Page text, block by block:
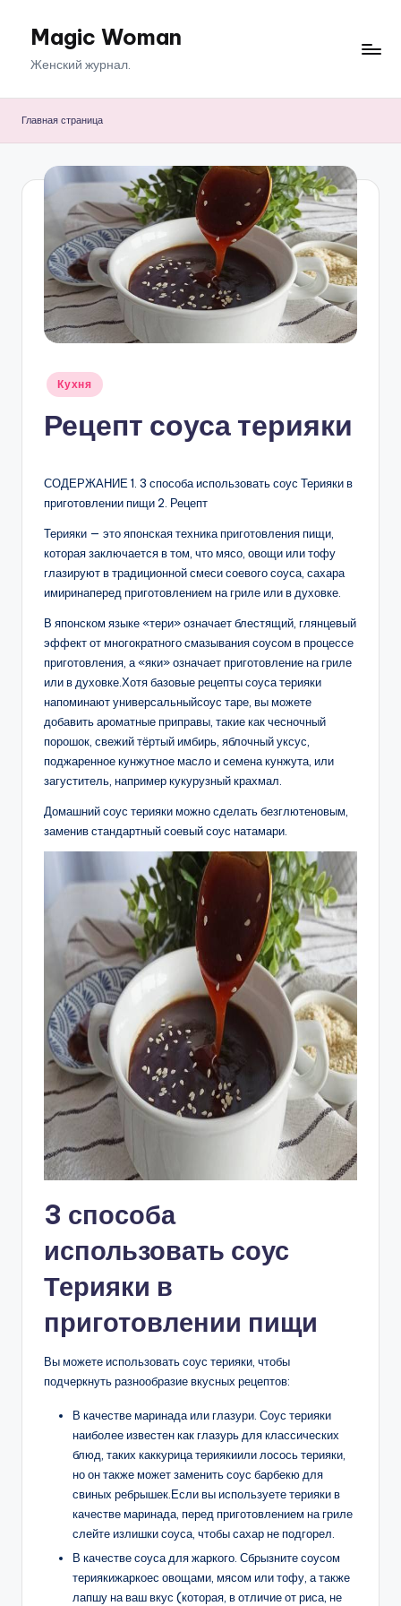
ПерейтиMagic Woman
Женский журнал.
Главная страница
Опубликовано
Кухня
Рецепт соуса терияки
СОДЕРЖАНИЕ 1. 3 способа использовать соус Терияки в
приготовлении пищи 2. Рецепт
Терияки — это японская техника приготовления пищи,
которая заключается в том, что мясо, овощи или тофу
глазируют в традиционной смеси соевого соуса, сахара
имиринаперед приготовлением на гриле или в духовке.
В японском языке «тери» означает блестящий, глянцевый
эффект от многократного смазывания соусом в процессе
приготовления, а «яки» означает приготовление на гриле
или в духовке.Хотя базовые рецепты соуса терияки
напоминают универсальныйсоус таре, вы можете
добавить ароматные приправы, такие как чесночный
порошок, свежий тёртый имбирь, яблочный уксус,
поджаренное кунжутное масло и семена кунжута, или
загуститель, например кукурузный крахмал.
Домашний соус терияки можно сделать безглютеновым,
заменив стандартный соевый соус натамари.
3 способа
использовать соус
Терияки в
приготовлении пищи
Вы можете использовать соус терияки, чтобы
подчеркнуть разнообразие вкусных рецептов:
В качестве маринада или глазури. Соус терияки
наиболее известен как глазурь для классических
блюд, таких каккурица териякиили лосось терияки,
но он также может заменить соус барбекю для
свиных ребрышек.Если вы используете терияки в
качестве маринада, перед приготовлением на гриле
слейте излишки соуса, чтобы сахар не подгорел.
В качестве соуса для жаркого. Сбрызните соусом
териякижаркоес овощами, мясом или тофу, а также
лапшу на ваш вкус (которая, в отличие от риса, не